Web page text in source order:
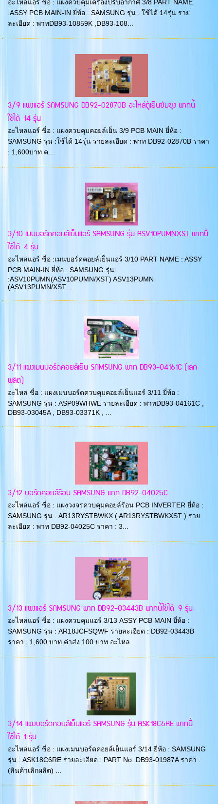
อะไหล่แอร์ ชื่อ : แผงควบคุมเครื่องปรับอากาศ 3/8 PART NAME
:ASSY PCB MAIN-IN ยี่ห้อ : SAMSUNG รุ่น : ใช้ได้ 14รุ่น ราย
ละเอียด : พาทDB93-10859K ,DB93-108...
3/9 แผงแอร์ SAMSUNG DB92-02870B อะไหล่ตู้เย็นซัมซุง พาทนี้
ใช้ได้ 14 รุ่น
อะไหล่แอร์ ชื่อ : แผงควบคุมคอยล์เย็น 3/9 PCB MAIN ยี่ห้อ :
SAMSUNG รุ่น :ใช้ได้ 14รุ่น รายละเอียด : พาท DB92-02870B ราคา
: 1,600บาท ค...
3/10 เมนบอร์ดคอยล์เย็นแอร์ SAMSUNG รุ่น ASV10PUMNXST พาทนี้
ใช้ได้ 4 รุ่น
อะไหล่แอร์ ชื่อ :เมนบอร์ดคอยล์เย็นแอร์ 3/10 PART NAME : ASSY
PCB MAIN-IN ยี่ห้อ : SAMSUNG รุ่น
:ASV10PUMN(ASV10PUMN/XST) ASV13PUMN
(ASV13PUMN/XST...
3/11 แผงเมนบอร์ดคอยล์เย็น SAMSUNG พาท DB93-04161C (เลิก
ผลิต)
อะไหล่ ชื่อ : แผงเมนบอร์ดควบคุมคอยล์เย็นแอร์ 3/11 ยี่ห้อ :
SAMSUNG รุ่น : ASP09WHWE รายละเอียด : พาทDB93-04161C ,
DB93-03045A , DB93-03371K , ...
3/12 บอร์ดคอยล์ร้อน SAMSUNG พาท DB92-04025C
อะไหล่แอร์ ชื่อ : แผงวงจรควบคุมคอยล์ร้อน PCB INVERTER ยี่ห้อ :
SAMSUNG รุ่น : AR13RYSTBWKX ( AR13RYSTBWKXST ) ราย
ละเอียด : พาท DB92-04025C ราคา : 3...
3/13 แผงแอร์ SAMSUNG พาท DB92-03443B พาทนี้ใช้ได้ 9 รุ่น
อะไหล่แอร์ ชื่อ : แผงควบคุมแอร์ 3/13 ASSY PCB MAIN ยี่ห้อ :
SAMSUNG รุ่น : AR18JCFSQWF รายละเอียด : DB92-03443B
ราคา : 1,600 บาท ค่าส่ง 100 บาท อะไหล...
3/14 แผงบอร์ดคอยล์เย็นแอร์ SAMSUNG รุ่น ASK18C6RE พาทนี้
ใช้ได้ 1 รุ่น
อะไหล่แอร์ ชื่อ : แผงเมนบอร์ดคอยล์เย็นแอร์ 3/14 ยี่ห้อ : SAMSUNG
รุ่น : ASK18C6RE รายละเอียด : PART No. DB93-01987A ราคา :
(สินค้าเลิกผลิต) ...